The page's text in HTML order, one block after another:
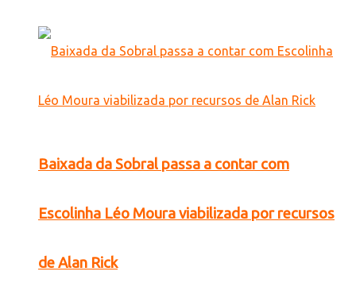
Baixada da Sobral passa a contar com
Escolinha Léo Moura viabilizada por recursos
de Alan Rick